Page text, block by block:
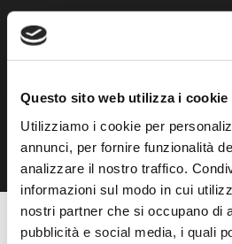
Questo sito web utilizza i cookie
Utilizziamo i cookie per
annunci, per fornire funzionalità
analizzare il nostro traffico.
informazioni sul modo in cui
nostri partner che si occupano di
pubblicità e social media, i quali
Say hello!